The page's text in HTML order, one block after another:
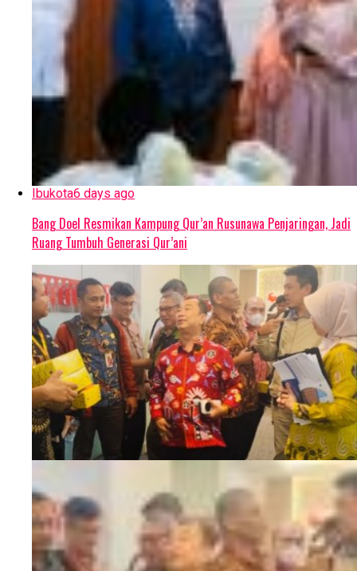
Ibukota6 days ago
Bang Doel Resmikan Kampung Qur’an Rusunawa Penjaringan, Jadi
Ruang Tumbuh Generasi Qur’ani